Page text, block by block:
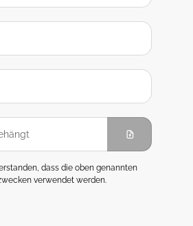
dass die oben genannten
verwendet werden.